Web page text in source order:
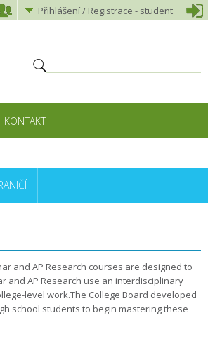
Přihlášení/ Registrace - student
KONTAKT
and AP Research courses are designed to
and AP Research use an interdisciplinary
level work.The College Board developed
school students to begin mastering these